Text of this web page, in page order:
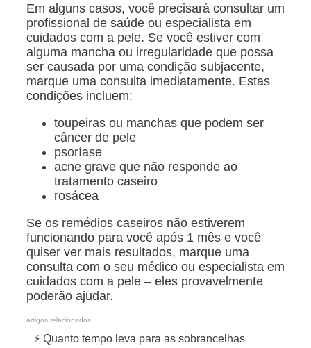
Em alguns casos, você precisará consultar um
profissional de saúde ou especialista em
cuidados com a pele. Se você estiver com
alguma mancha ou irregularidade que possa
ser causada por uma condição subjacente,
marque uma consulta imediatamente. Estas
condições incluem:
toupeiras ou manchas que podem ser
câncer de pele
psoríase
acne grave que não responde ao
tratamento caseiro
rosácea
Se os remédios caseiros não estiverem
funcionando para você após 1 mês e você
quiser ver mais resultados, marque uma
consulta com o seu médico ou especialista em
cuidados com a pele – eles provavelmente
poderão ajudar.
artigos relacionados:
⚡ Quanto tempo leva para as sobrancelhas